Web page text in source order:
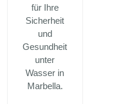
für Ihre
Sicherheit
und
Gesundheit
unter
Wasser in
Marbella.